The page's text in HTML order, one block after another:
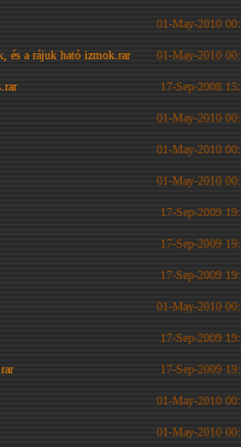
01-May-2010
és a rájuk ható izmok.rar 01-May-2010
17-Sep-2008
01-May-2010
01-May-2010
01-May-2010
17-Sep-2009
17-Sep-2009
17-Sep-2009
01-May-2010
17-Sep-2009
17-Sep-2009
01-May-2010
01-May-2010